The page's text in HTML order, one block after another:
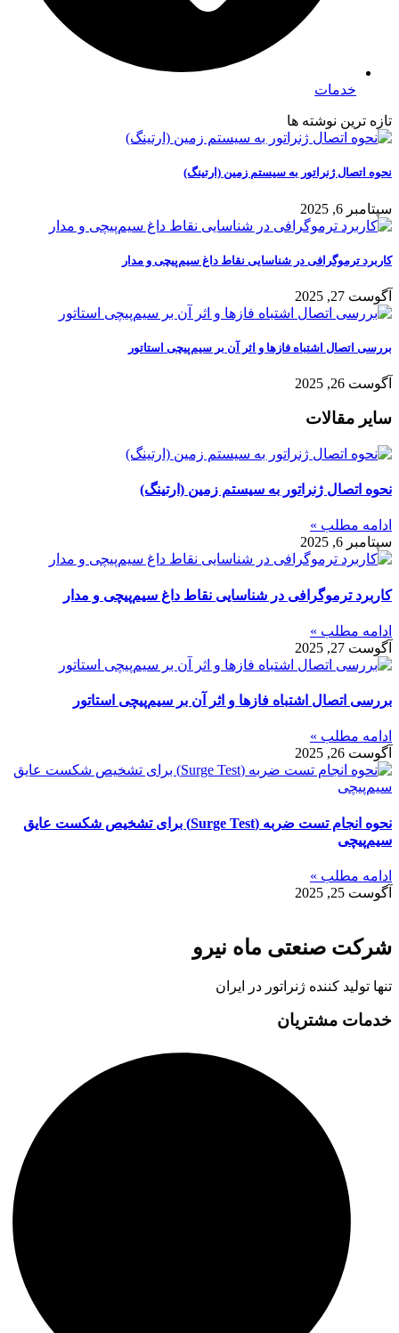
خدمات
تازه ترین نوشته ها
نحوه اتصال ژنراتور به سیستم زمین (ارتینگ)
سپتامبر 6, 2025
کاربرد ترموگرافی در شناسایی نقاط داغ سیم‌پیچی و مدار
آگوست 27, 2025
بررسی اتصال اشتباه فازها و اثر آن بر سیم‌پیچی استاتور
آگوست 26, 2025
سایر مقالات
نحوه اتصال ژنراتور به سیستم زمین (ارتینگ)
ادامه مطلب »
سپتامبر 6, 2025
کاربرد ترموگرافی در شناسایی نقاط داغ سیم‌پیچی و مدار
ادامه مطلب »
آگوست 27, 2025
بررسی اتصال اشتباه فازها و اثر آن بر سیم‌پیچی استاتور
ادامه مطلب »
آگوست 26, 2025
نحوه انجام تست ضربه (Surge Test) برای تشخیص شکست عایق
سیم‌پیچی
ادامه مطلب »
آگوست 25, 2025
شرکت صنعتی ماه نیرو
تنها تولید کننده ژنراتور در ایران
خدمات مشتریان